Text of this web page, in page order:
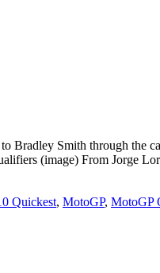
Bradley Smith through the
(image) From Jorge
Quickest, MotoGP, MotoGP